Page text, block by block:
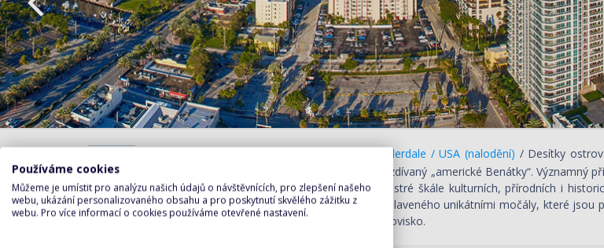
PROGRAM DEN PO DNI
1. den
Fort Lauderdale / USA (nalodění) / Desítky
Lauderdale přezdívaný „americké Benátky“.
atmosféře a pestré škále kulturních, přírodních i
Everglades proslaveného unikátními močály, které
multikulturní letovisko.
Používáme cookies
Můžeme je umístit pro analýzu našich údajů o návštěvnících, pro zlepšení našeho
webu, ukázání personalizovaného obsahu a pro poskytnutí skvělého zážitku z
webu. Pro více informací o cookies používáme otevřené nastavení.